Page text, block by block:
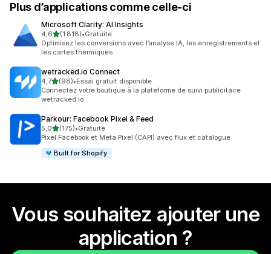
Plus d’applications comme celle-ci
Microsoft Clarity: AI Insights
4,6étoile(s) sur 5
(1 818)
1818 avis au total
•Gratuite
Optimisez les conversions avec l’analyse IA, les enregistrements et
les cartes thermiques
wetracked.io Connect
4,7étoile(s) sur 5
(98)
98 avis au total
•Essai gratuit disponible
Connectez votre boutique à la plateforme de suivi publicitaire
wetracked.io
Parkour: Facebook Pixel & Feed
5,0étoile(s) sur 5
(175)
175 avis au total
•Gratuite
Pixel Facebook et Meta Pixel (CAPI) avec flux et catalogue
Built for Shopify
Vous souhaitez ajouter une
application ?